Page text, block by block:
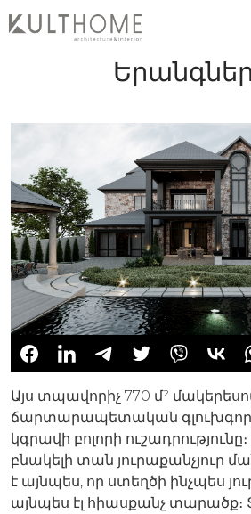
Այս տպավորիչ 770 մ²
ճարտարապետական
կգրավի բոլորի
բնակելի տան յուրաքանչյուր
է այնպես, որ ստեղծի ինչպես
այնպես էլ հիասքանչ